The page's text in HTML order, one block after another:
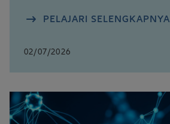
PELAJARI SELENGKAPNYA
02/07/2026